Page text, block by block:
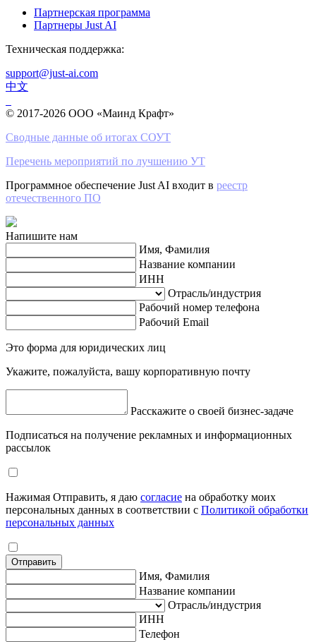
Партнерская программа
Партнеры Just AI
Техническая поддержка:
support@just-ai.com
中文
© 2017-2026 ООО «Маинд Крафт»
Сводные данные об итогах СОУТ
Перечень мероприятий по лучшению УТ
Программное обеспечение Just AI входит в реестр
отечественного ПО
Напишите нам
Имя, Фамилия
Название компании
ИНН
Отрасль/индустрия
Рабочий номер телефона
Рабочий Email
Это форма для юридических лиц
Укажите, пожалуйста, вашу корпоративную почту
Расскажите о своей бизнес-задаче
Подписаться на получение рекламных и информационных
рассылок
Нажимая Отправить, я даю согласие на обработку моих
персональных данных в соответствии с Политикой обработки
персональных данных
Отправить
Имя, Фамилия
Название компании
Отрасль/индустрия
ИНН
Телефон